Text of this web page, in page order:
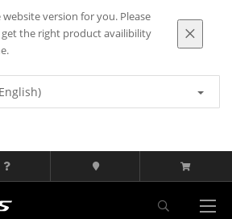
version for you. Please
the right product availibility